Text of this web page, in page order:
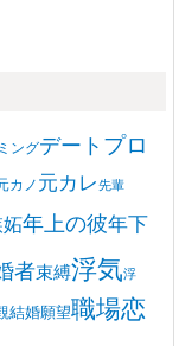
ングデート プロ
カノ 元カレ先輩
妬年上の彼年下
者束縛浮気浮
結婚願望職場恋